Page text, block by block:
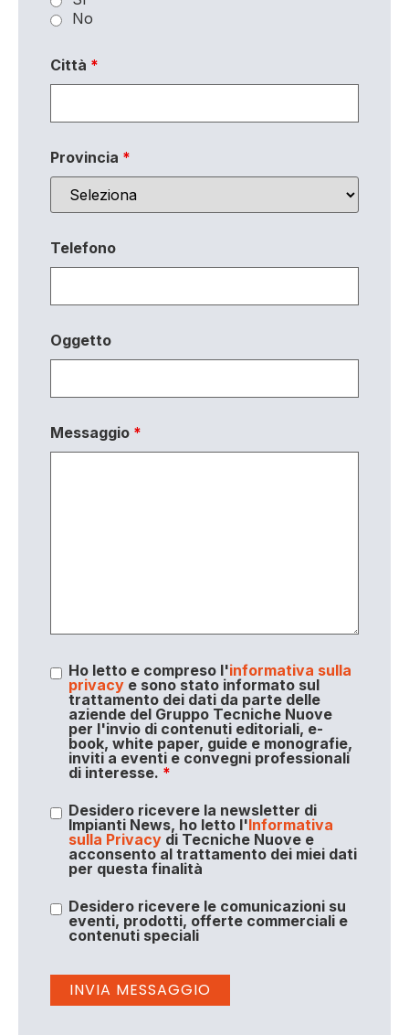
No
Città *
Provincia *
Telefono
Oggetto
Messaggio *
Ho letto e compreso l'informativa sulla
privacye sono stato informato sul
trattamento dei dati da parte delle
aziende del Gruppo Tecniche Nuove
per l'invio di contenuti editoriali, e-
book, white paper, guide e monografie,
inviti a eventi e convegni professionali
di interesse. *
Desidero ricevere la newsletter di
Impianti News, ho letto l'Informativa
sulla Privacydi Tecniche Nuove e
acconsento al trattamento dei miei dati
per questa finalità
Desidero ricevere le comunicazioni su
eventi, prodotti, offerte commerciali e
contenuti speciali